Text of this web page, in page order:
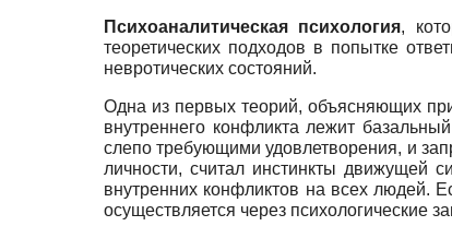
Психоаналитическая психология,
теоретических подходов в попытке
невротических состояний.
Одна из первых теорий, объясняющих
внутреннего конфликта лежит
слепо требующими удовлетворения, и
личности, считал инстинкты движущей
внутренних конфликтов на всех людей.
осуществляется через психологические